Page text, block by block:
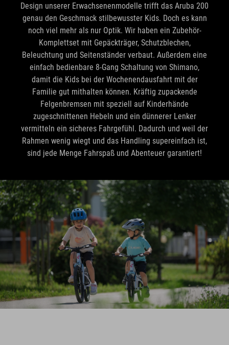
Design unserer Erwachsenenmodelle trifft das Aruba 200
genau den Geschmack stilbewusster Kids. Doch es kann
noch viel mehr als nur Optik. Wir haben ein Zubehör-
Komplettset mit Gepäckträger, Schutzblechen,
Beleuchtung und Seitenständer verbaut. Außerdem eine
einfach bedienbare 8-Gang Schaltung von Shimano,
damit die Kids bei der Wochenendausfahrt mit der
Familie gut mithalten können. Kräftig zupackende
Felgenbremsen mit speziell auf Kinderhände
zugeschnittenen Hebeln und ein dünnerer Lenker
vermitteln ein sicheres Fahrgefühl. Dadurch und weil der
Rahmen wenig wiegt und das Handling supereinfach ist,
sind jede Menge Fahrspaß und Abenteuer garantiert!